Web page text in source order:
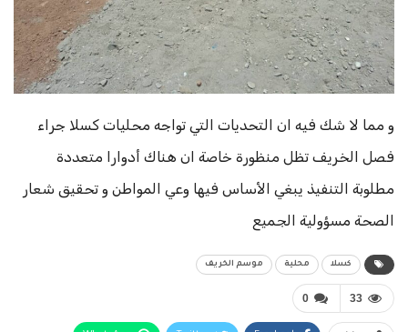
و مما لا شك فيه ان التحديات التي تواجه محليات كسلا جراء
فصل الخريف تظل منظورة خاصة ان هناك أدوارا متعددة
مطلوبة التنفيذ يبغي الأساس فيها وعي المواطن و تحقيق شعار
الصحة مسؤولية الجميع
كسلا محلية موسم الخريف
0 33